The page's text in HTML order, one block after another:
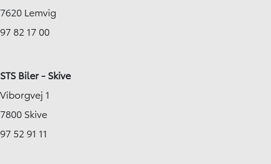
7620 Lemvig
97 82 17 00
STS Biler - Skive
Viborgvej 1
7800 Skive
97 52 91 11